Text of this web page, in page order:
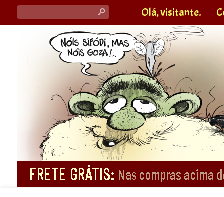
s Olá, visitante.